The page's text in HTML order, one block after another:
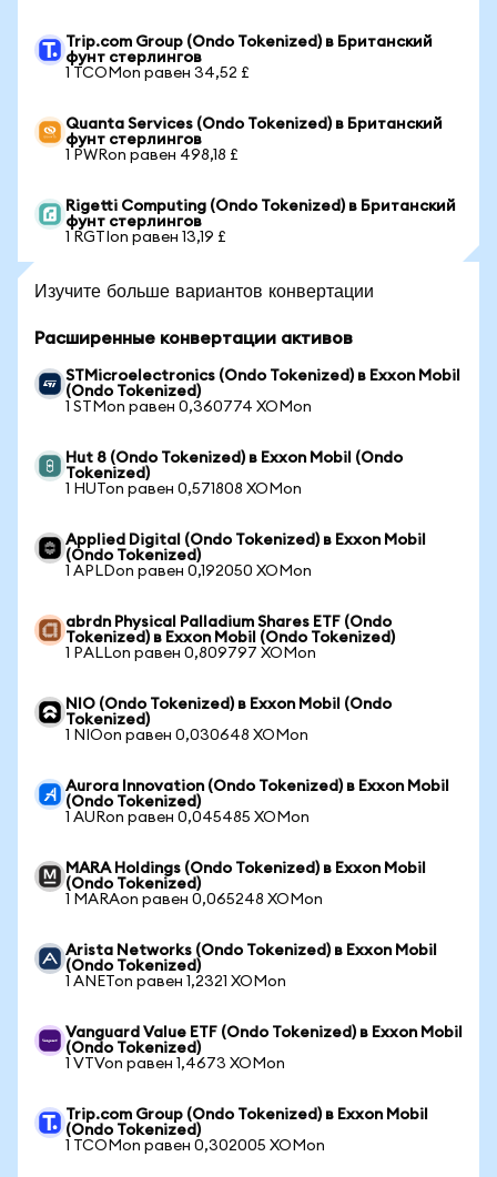
Trip.com Group (Ondo Tokenized) в Британский
фунт стерлингов
1 TCOMon равен 34,52 £
Quanta Services (Ondo Tokenized) в Британский
фунт стерлингов
1 PWRon равен 498,18 £
Rigetti Computing (Ondo Tokenized) в Британский
фунт стерлингов
1 RGTIon равен 13,19 £
Изучите больше вариантов конвертации
Расширенные конвертации активов
STMicroelectronics (Ondo Tokenized) в Exxon Mobil
(Ondo Tokenized)
1 STMon равен 0,360774 XOMon
Hut 8 (Ondo Tokenized) в Exxon Mobil (Ondo
Tokenized)
1 HUTon равен 0,571808 XOMon
Applied Digital (Ondo Tokenized) в Exxon Mobil
(Ondo Tokenized)
1 APLDon равен 0,192050 XOMon
abrdn Physical Palladium Shares ETF (Ondo
Tokenized) в Exxon Mobil (Ondo Tokenized)
1 PALLon равен 0,809797 XOMon
NIO (Ondo Tokenized) в Exxon Mobil (Ondo
Tokenized)
1 NIOon равен 0,030648 XOMon
Aurora Innovation (Ondo Tokenized) в Exxon Mobil
(Ondo Tokenized)
1 AURon равен 0,045485 XOMon
MARA Holdings (Ondo Tokenized) в Exxon Mobil
(Ondo Tokenized)
1 MARAon равен 0,065248 XOMon
Arista Networks (Ondo Tokenized) в Exxon Mobil
(Ondo Tokenized)
1 ANETon равен 1,2321 XOMon
Vanguard Value ETF (Ondo Tokenized) в Exxon Mobil
(Ondo Tokenized)
1 VTVon равен 1,4673 XOMon
Trip.com Group (Ondo Tokenized) в Exxon Mobil
(Ondo Tokenized)
1 TCOMon равен 0,302005 XOMon